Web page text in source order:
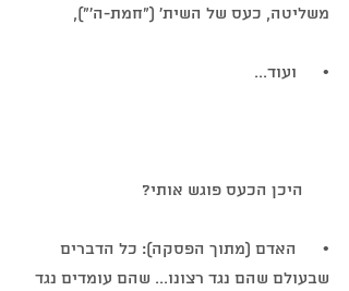
משליטה, כעס של השית' ("חמת-ה'"),
•      ועוד...
•      האדם (מתוך הפסקה): כל הדברים
שבעולם שהם נגד רצונו... שהם עומדים נגד